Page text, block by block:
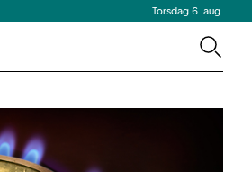
Torsdag 6. aug.